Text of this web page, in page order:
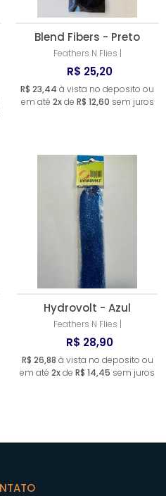
Blend Fibers - Preto
Feathers N Flies |
R$ 25,20
R$ 23,44 à vista no deposito ou
em até 2xde R$ 12,60 sem juros
Hydrovolt - Azul
Feathers N Flies |
R$ 28,90
R$ 26,88 à vista no deposito ou
em até 2xde R$ 14,45 sem juros